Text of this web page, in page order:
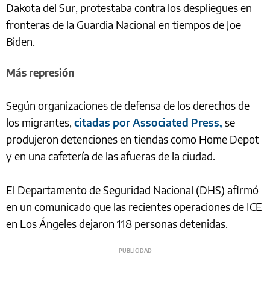
Dakota del Sur, protestaba contra los despliegues en
fronteras de la Guardia Nacional en tiempos de Joe
Biden.
Más represión
Según organizaciones de defensa de los derechos de
los migrantes, citadas por Associated Press, se
produjeron detenciones en tiendas como Home Depot
y en una cafetería de las afueras de la ciudad.
El Departamento de Seguridad Nacional (DHS) afirmó
en un comunicado que las recientes operaciones de ICE
en Los Ángeles dejaron 118 personas detenidas.